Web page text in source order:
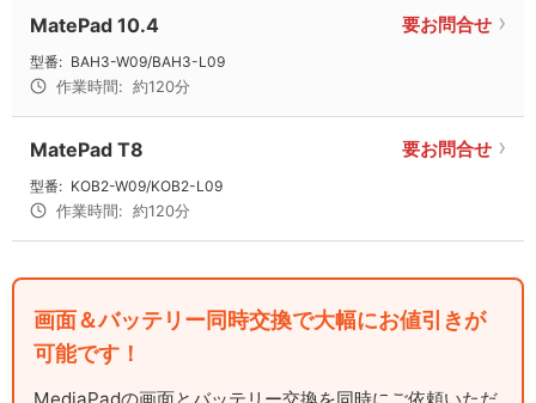
MatePad 10.4 要お問合せ
型番: BAH3-W09/BAH3-L09
作業時間: 約120分
MatePad T8 要お問合せ
型番: KOB2-W09/KOB2-L09
作業時間: 約120分
画面＆バッテリー同時交換で大幅にお値引きが
可能です！
MediaPadの画面とバッテリー交換を同時にご依頼いただ